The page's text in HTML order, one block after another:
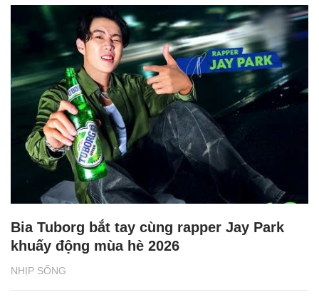
NHỊP SỐNG
Bia Tuborg bắt tay cùng rapper Jay Park
khuấy động mùa hè 2026